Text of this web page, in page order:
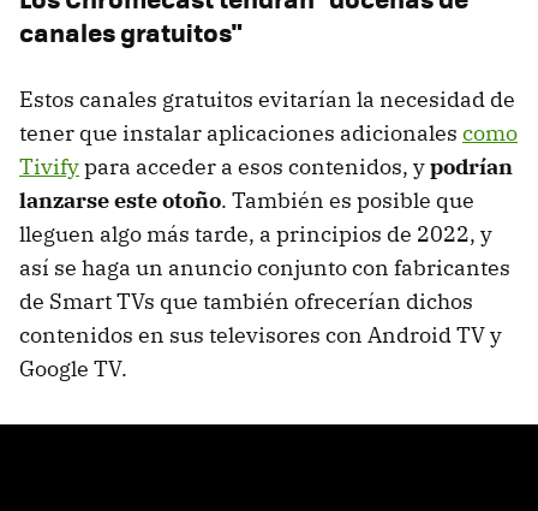
canales gratuitos"
Estos canales gratuitos evitarían la necesidad de
tener que instalar aplicaciones adicionales como
Tivifypara acceder a esos contenidos, ypodrían
lanzarse este otoño. También es posible que
lleguen algo más tarde, a principios de 2022, y
así se haga un anuncio conjunto con fabricantes
de Smart TVs que también ofrecerían dichos
contenidos en sus televisores con Android TV y
Google TV.